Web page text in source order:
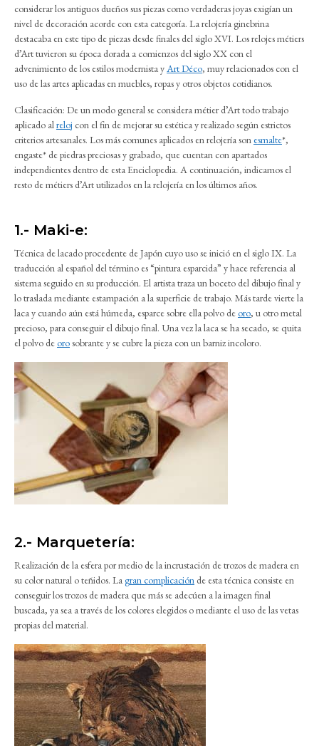
considerar los antiguos dueños sus piezas como verdaderas joyas exigían un
nivel de decoración acorde con esta categoría. La relojería ginebrina
destacaba en este tipo de piezas desde finales del siglo XVI. Los relojes métiers
d’Art tuvieron su época dorada a comienzos del siglo XX con el
advenimiento de los estilos modernista yArt Déco, muy relacionados con el
uso de las artes aplicadas en muebles, ropas y otros objetos cotidianos.
Clasificación: De un modo general se considera métier d’Art todo trabajo
aplicado alreloj con el fin de mejorar su estética y realizado según estrictos
criterios artesanales. Los más comunes aplicados en relojería son esmalte*,
engaste* de piedras preciosas y grabado, que cuentan con apartados
independientes dentro de esta Enciclopedia. A continuación, indicamos el
resto de métiers d’Art utilizados en la relojería en los últimos años.
1.- Maki-e:
Técnica de lacado procedente de Japón cuyo uso se inició en el siglo IX. La
traducción al español del término es “pintura esparcida” y hace referencia al
sistema seguido en su producción. El artista traza un boceto del dibujo final y
lo traslada mediante estampación a la superficie de trabajo. Más tarde vierte la
laca y cuando aún está húmeda, esparce sobre ella polvo deoro, u otro metal
precioso, para conseguir el dibujo final. Una vez la laca se ha secado, se quita
el polvo deorosobrante y se cubre la pieza con un barniz incoloro.
2.- Marquetería:
Realización de la esfera por medio de la incrustación de trozos de madera en
su color natural o teñidos. Lagran complicación de esta técnica consiste en
conseguir los trozos de madera que más se adecúen a la imagen final
buscada, ya sea a través de los colores elegidos o mediante el uso de las vetas
propias del material.